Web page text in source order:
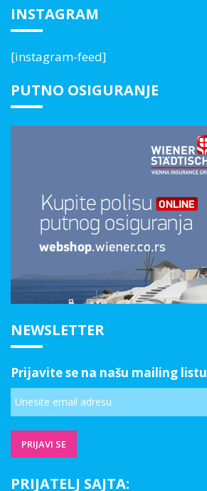
INSTAGRAM
[instagram-feed]
PUTNO OSIGURANJE
NEWSLETTER
Prijavite se na našu mailing listu
PRIJATELJ SAJTA: